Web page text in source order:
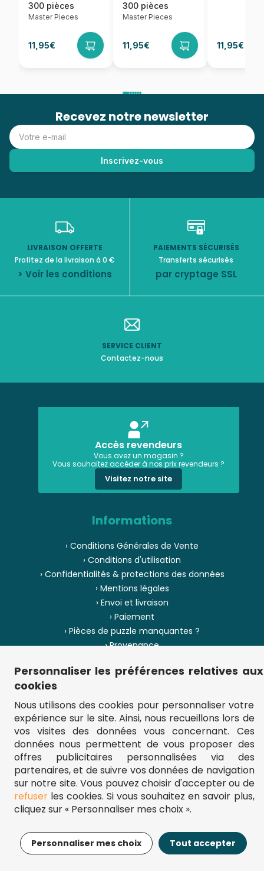
300 pièces
Master Pieces
11,95€
300 pièces
Master Pieces
11,95€ 11,95€
11,95€ Ajouter au panier
Recevez notre newsletter
LIVRAISON OFFERTE
Profitez de la livraison à 0 €
> Voir les conditions
PAIEMENTS SÉCURISÉS
Transferts sécurisés
par cryptage SSL
SERVICE CLIENT
Contactez-nous
Accès revendeurs
Vous avez un magasin ?
Vous souhaitez accéder à nos prix revendeurs ?
Visitez notre site
Informations
› Conditions Générales de Vente
› Conditions d'utilisation
› Confidentialités & protections des données
› Mentions légales
› Envoi et livraison
› Paiement
› Pièces de puzzle manquantes ?
› Provenance
› Plan du site
** Frais d'envoi = 6,95 € (France) / gratuit à partir de 45 €.
fou-de-puzzle.com : le site référence pour acheter des puzzles de
qualité à bon prix.
© Fou-de-puzzle.com 2011 - 2026
Personnaliser les préférences relatives aux
cookies
Nous utilisons des cookies pour personnaliser votre
expérience sur le site. Ainsi, nous recueillons lors de
vos visites des données vous concernant. Ces
données nous permettent de vous proposer des
offres publicitaires personnalisées via des
partenaires, et de suivre vos données de navigation
sur notre site. Vous pouvez choisir d'accepter ou de
refuserles cookies. Si vous souhaitez en savoir plus,
cliquez sur « Personnaliser mes choix ».
Personnaliser mes choix Tout accepter